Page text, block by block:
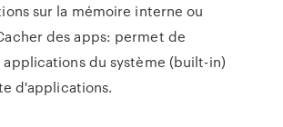
sur la mémoire interne ou
des apps: permet de
applications du système (built-in)
d'applications.